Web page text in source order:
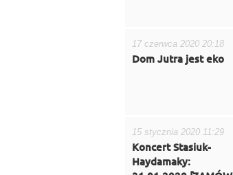
17 czerwca 2020 20:18
Dom Jutra jest eko
15 stycznia 2020 11:29
Koncert Stasiuk-
Haydamaky: